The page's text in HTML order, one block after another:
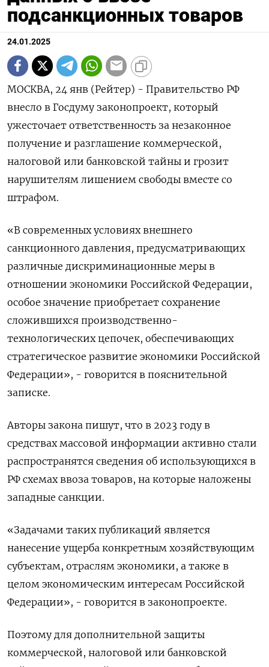
подсанкционных товаров
24.01.2025
МОСКВА, 24 янв (Рейтер) - Правительство РФ
внесло в Госдуму законопроект, который
ужесточает ответственность за незаконное
получение и разглашение коммерческой,
налоговой или банковской тайны и грозит
нарушителям лишением свободы вместе со
штрафом.
«В современных условиях внешнего
санкционного давления, предусматривающих
различные дискриминационные меры в
отношении экономики Российской Федерации,
особое значение приобретает сохранение
сложившихся производственно-
технологических цепочек, обеспечивающих
стратегическое развитие экономики Российской
Федерации», - говорится в пояснительной
записке.
Авторы закона пишут, что в 2023 году в
средствах массовой информации активно стали
распространятся сведения об использующихся в
РФ схемах ввоза товаров, на которые наложены
западные санкции.
«Задачами таких публикаций является
нанесение ущерба конкретным хозяйствующим
субъектам, отраслям экономики, а также в
целом экономическим интересам Российской
Федерации», - говорится в законопроекте.
Поэтому для дополнительной защиты
коммерческой, налоговой или банковской